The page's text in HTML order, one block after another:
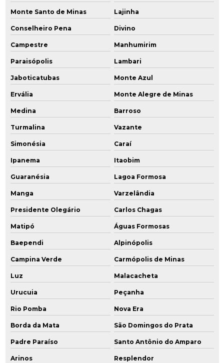
Monte Santo de Minas Lajinha
Conselheiro Pena Divino
Campestre Manhumirim
Paraisópolis Lambari
Jaboticatubas Monte Azul
Ervália Monte Alegre de Minas
Medina Barroso
Turmalina Vazante
Simonésia Caraí
Ipanema Itaobim
Guaranésia Lagoa Formosa
Manga Varzelândia
Presidente Olegário Carlos Chagas
Matipó Águas Formosas
Baependi Alpinópolis
Campina Verde Carmópolis de Minas
Luz Malacacheta
Urucuia Peçanha
Rio Pomba Nova Era
Borda da Mata São Domingos do Prata
Padre Paraíso Santo Antônio do Amparo
Arinos Resplendor